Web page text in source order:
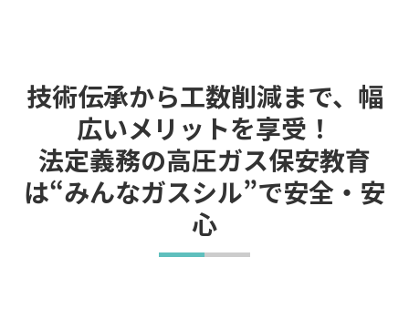
技術伝承から工数削減まで、幅
広いメリットを享受！
法定義務の高圧ガス保安教育
は“みんなガスシル”で安全・安
心